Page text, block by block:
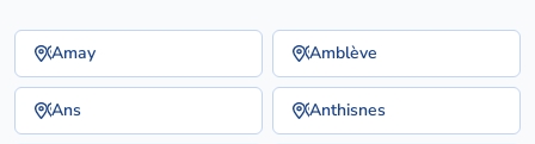
Amay Amblève
Ans Anthisnes